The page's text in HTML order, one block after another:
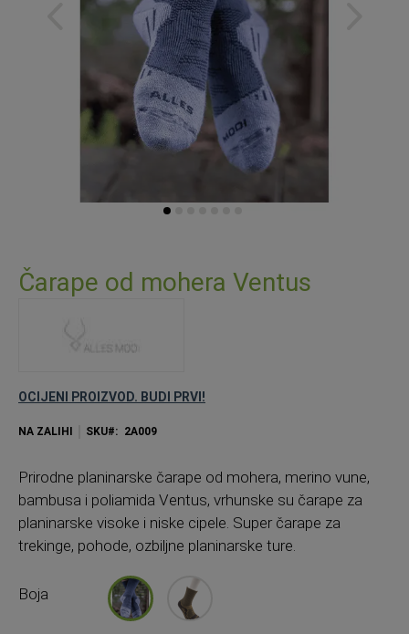
to
the
gallery
Čarape od mohera Ventus
OCIJENI PROIZVOD. BUDI PRVI!
NA ZALIHI SKU 2A009
Prirodne planinarske čarape od mohera, merino vune,
bambusa i poliamida Ventus, vrhunske su čarape za
planinarske visoke i niske cipele. Super čarape za
trekinge, pohode, ozbiljne planinarske ture.
Boja